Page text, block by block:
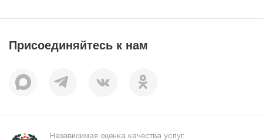
Пациентам
Присоединяйтесь к нам
Независимая оценка качества услуг.